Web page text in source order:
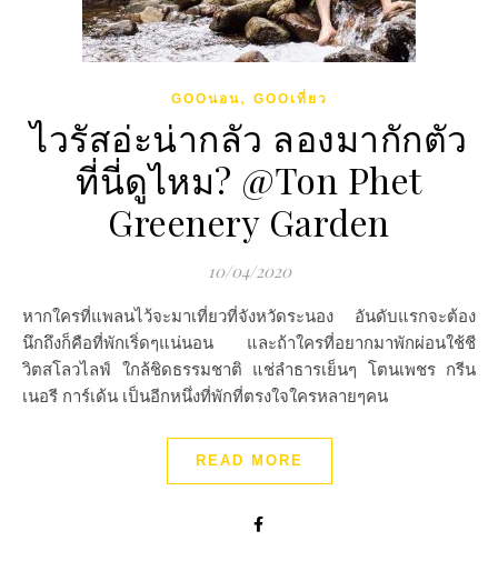
GOOนอน, GOOเที่ยว
ไวรัสอ่ะน่ากลัว ลองมากักตัว
ที่นี่ดูไหม? @Ton Phet
Greenery Garden
10/04/2020
หากใครที่แพลนไว้จะมาเที่ยวที่จังหวัดระนอง อันดับแรกจะต้อง
นึกถึงก็คือที่พักเริ่ดๆแน่นอน และถ้าใครที่อยากมาพักผ่อนใช้ชี
วิตสโลวไลฟ์ ใกล้ชิดธรรมชาติ แช่ลำธารเย็นๆ โตนเพชร กรีน
เนอรี การ์เด้น เป็นอีกหนึ่งที่พักที่ตรงใจใครหลายๆคน
READ MORE